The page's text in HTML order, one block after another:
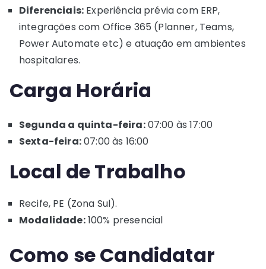
Diferenciais: Experiência prévia com ERP,
integrações com Office 365 (Planner, Teams,
Power Automate etc) e atuação em ambientes
hospitalares.
Carga Horária
Segunda a quinta-feira:07:00 às 17:00
Sexta-feira:07:00 às 16:00
Local de Trabalho
Recife, PE (Zona Sul).
Modalidade:100% presencial
Como se Candidatar